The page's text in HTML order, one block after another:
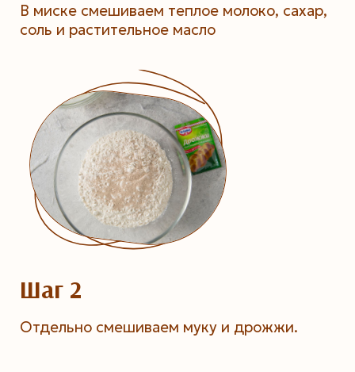
В миске смешиваем теплое молоко, сахар,
соль и растительное масло
Шаг 2
Отдельно смешиваем муку и дрожжи.